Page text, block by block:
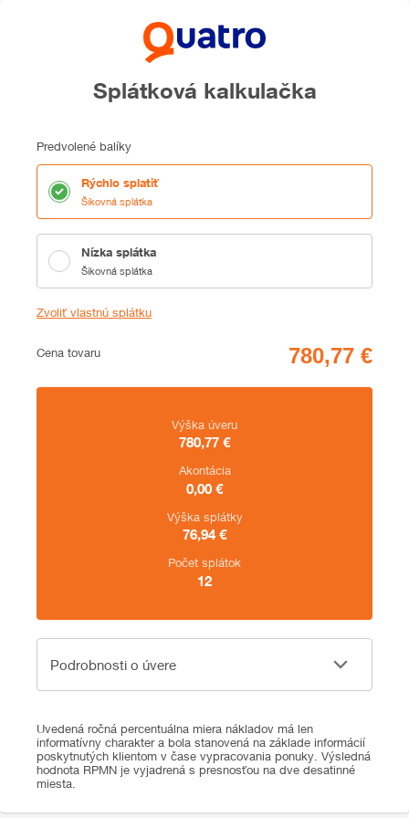
Splátková kalkulačka
Predvolené balíky
Rýchlo splatiť
Šikovná splátka
Nízka splátka
Šikovná splátka
Zvoliť vlastnú splátku
Cena
Cena tovaru
Zhrnutie
Výška úveru
780,77 €
Akontácia
0,00 €
Výška splátky
76,94 €
Počet splátok
12
Podrobnosti o úvere
Podrobnosti o úvere
Uvedená ročná percentuálna miera nákladov má len
informatívny charakter a bola stanovená na základe informácií
poskytnutých klientom v čase vypracovania ponuky. Výsledná
hodnota RPMN je vyjadrená s presnosťou na dve desatinné
miesta.